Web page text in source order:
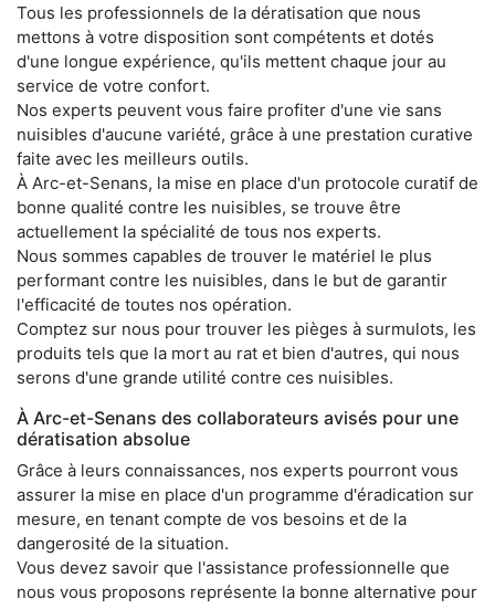
Tous les professionnels de la dératisation que nous
mettons à votre disposition sont compétents et dotés
d'une longue expérience, qu'ils mettent chaque jour au
service de votre confort.
Nos experts peuvent vous faire profiter d'une vie sans
nuisibles d'aucune variété, grâce à une prestation curative
faite avec les meilleurs outils.
À Arc-et-Senans, la mise en place d'un protocole curatif de
bonne qualité contre les nuisibles, se trouve être
actuellement la spécialité de tous nos experts.
Nous sommes capables de trouver le matériel le plus
performant contre les nuisibles, dans le but de garantir
l'efficacité de toutes nos opération.
Comptez sur nous pour trouver les pièges à surmulots, les
produits tels que la mort au rat et bien d'autres, qui nous
serons d'une grande utilité contre ces nuisibles.
À Arc-et-Senans des collaborateurs avisés pour une
dératisation absolue
Grâce à leurs connaissances, nos experts pourront vous
assurer la mise en place d'un programme d'éradication sur
mesure, en tenant compte de vos besoins et de la
dangerosité de la situation.
Vous devez savoir que l'assistance professionnelle que
nous vous proposons représente la bonne alternative pour